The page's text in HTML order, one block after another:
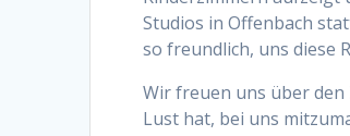
Studios in Offenbach
so freundlich, uns diese
Wir freuen uns über den
Lust hat, bei uns